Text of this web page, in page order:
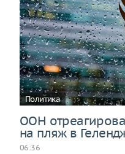
Политика
ООН
на пляж в
06:36